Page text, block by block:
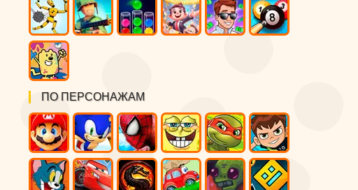
ПО ПЕРСОНАЖАМ